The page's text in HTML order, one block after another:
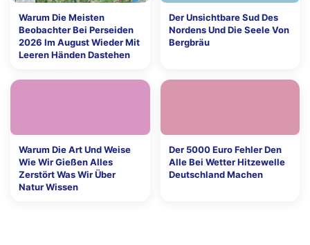
Warum Die Meisten
Beobachter Bei Perseiden
2026 Im August Wieder Mit
Leeren Händen Dastehen
Der Unsichtbare Sud Des
Nordens Und Die Seele Von
Bergbräu
Warum Die Art Und Weise
Wie Wir Gießen Alles
Zerstört Was Wir Über
Natur Wissen
Der 5000 Euro Fehler Den
Alle Bei Wetter Hitzewelle
Deutschland Machen